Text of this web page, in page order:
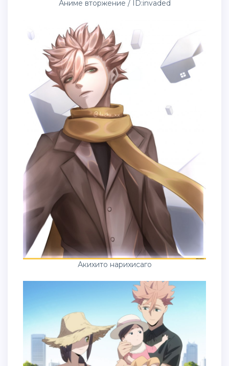
Аниме вторжение / ID:invaded
Акихито нарихисаго